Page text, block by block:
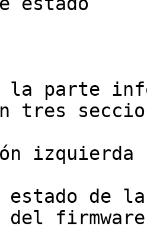
la parte
tres
izquierda
estado de
del